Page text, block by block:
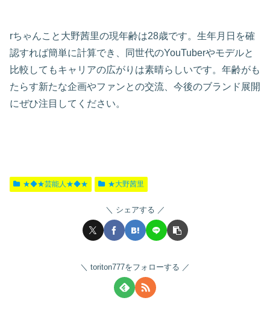
rちゃんこと大野茜里の現年齢は28歳です。生年月日を確
認すれば簡単に計算でき、同世代のYouTuberやモデルと
比較してもキャリアの広がりは素晴らしいです。年齢がも
たらす新たな企画やファンとの交流、今後のブランド展開
にぜひ注目してください。
★◆★芸能人★◆★ ★大野茜里
シェアする
toriton777をフォローする